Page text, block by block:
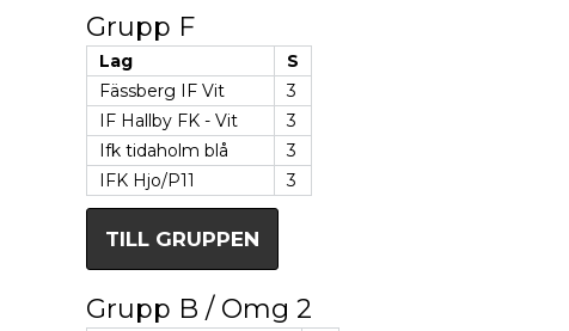
Grupp F
Lag
S
Fässberg IF Vit
3
IF Hallby FK - Vit
3
Ifk tidaholm blå
3
IFK Hjo/P11
3
TILL GRUPPEN
Grupp B / Omg 2